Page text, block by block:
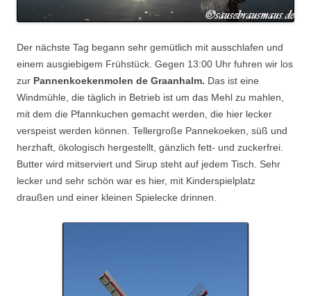
Der nächste Tag begann sehr gemütlich mit ausschlafen und
einem ausgiebigem Frühstück. Gegen 13:00 Uhr fuhren wir los
zur Pannenkoekenmolen de Graanhalm. Das ist eine
Windmühle, die täglich in Betrieb ist um das Mehl zu mahlen,
mit dem die Pfannkuchen gemacht werden, die hier lecker
verspeist werden können. Tellergroße Pannekoeken, süß und
herzhaft, ökologisch hergestellt, gänzlich fett- und zuckerfrei.
Butter wird mitserviert und Sirup steht auf jedem Tisch. Sehr
lecker und sehr schön war es hier, mit Kinderspielplatz
draußen und einer kleinen Spielecke drinnen.